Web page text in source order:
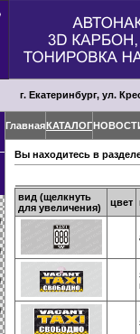
г. Екатеринбург, ул.
ГлавнаяКАТАЛОГ
Вы находитесь в
вид (щелкнуть
для увеличения)
цвет